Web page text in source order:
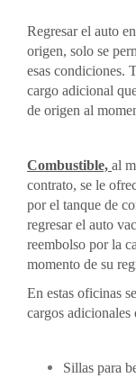
Regresar el auto
origen, solo se
esas condiciones.
cargo adicional
de origen al
Combustible, al
contrato, se le
por el tanque de
regresar el auto
reembolso por la
momento de su
En estas oficinas
cargos
Sillas para